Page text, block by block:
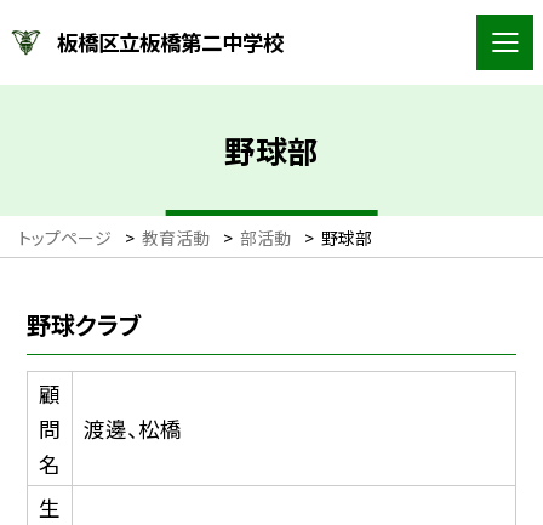
板橋区立板橋第二中学校
野球部
トップページ > 教育活動 > 部活動 > 野球部
野球クラブ
顧
問
名
渡邊、松橋
生